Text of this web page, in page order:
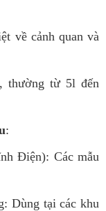
về cảnh quan và
thường từ 5l đến
:
Điện): Các mẫu
Dùng tại các khu